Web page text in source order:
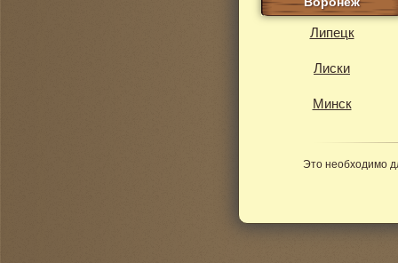
Липецк
Лиски
Минск
Это необходимо